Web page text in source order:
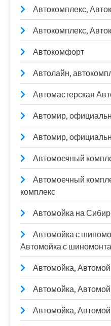
Автокомплекс,
Автокомплекс,
Автокомфорт
Автолайн,
Автомастерская
Автомир,
Автомир,
Автомоечный
Автомоечный
комплекс
Автомойка на
Автомойка с
Автомойка с
Автомойка,
Автомойка,
Автомойка,